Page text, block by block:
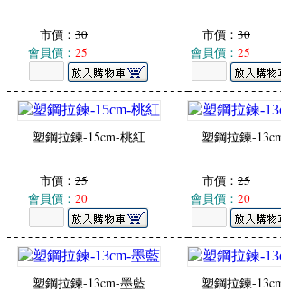
市價： 30
會員價： 25
市價： 30
會員價： 25
塑鋼拉鍊-15cm-桃紅
市價： 25
會員價： 20
塑鋼拉鍊-
市價： 25
會員價： 20
塑鋼拉鍊-13cm-墨藍 塑鋼拉鍊-